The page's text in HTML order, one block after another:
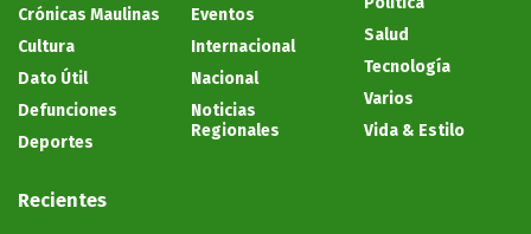
Crónicas Maulinas
Cultura
Dato Útil
Defunciones
Deportes
Eventos
Internacional
Nacional
Noticias
Regionales
Salud
Tecnología
Varios
Vida & Estilo
Recientes